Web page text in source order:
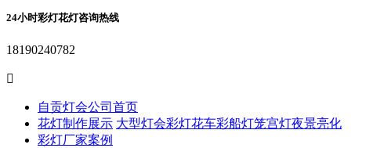
24小时彩灯花灯咨询热线
18190240782

自贡灯会公司首页
花灯制作展示 大型灯会彩灯花车彩船灯笼宫灯夜景亮化
彩灯厂家案例